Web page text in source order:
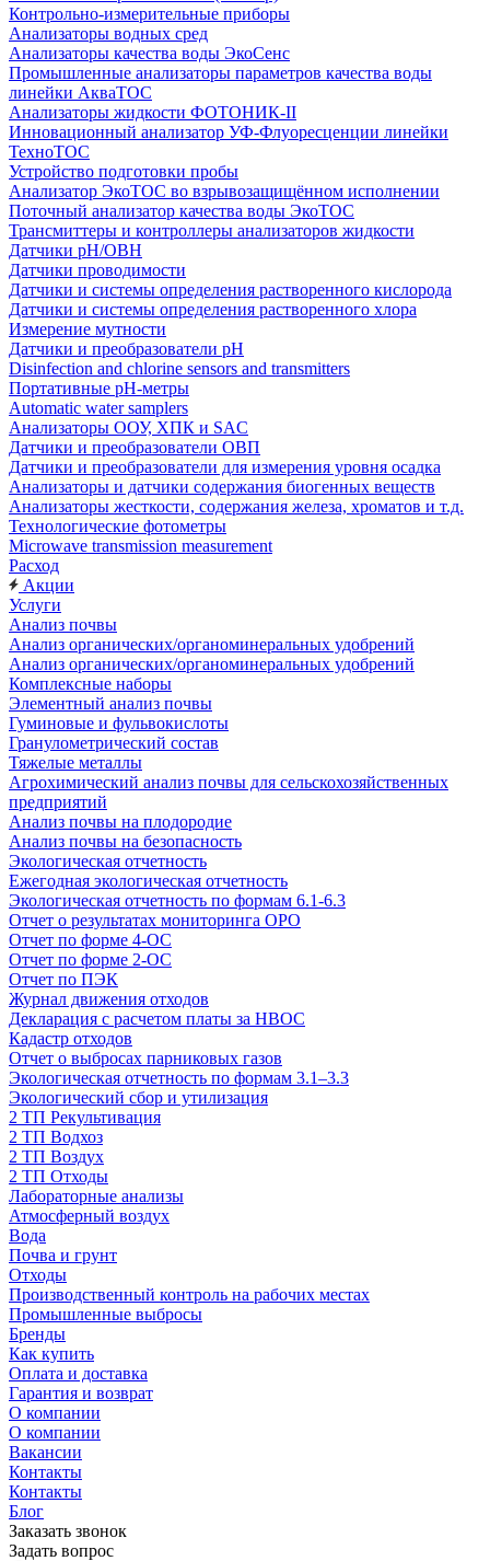
Контрольно-измерительные приборы
Анализаторы водных сред
Анализаторы качества воды ЭкоСенс
Промышленные анализаторы параметров качества воды
линейки АкваТОС
Анализаторы жидкости ФОТОНИК-II
Инновационный анализатор УФ-Флуоресценции линейки
ТехноТОС
Устройство подготовки пробы
Анализатор ЭкоТОС во взрывозащищённом исполнении
Поточный анализатор качества воды ЭкоТОС
Трансмиттеры и контроллеры анализаторов жидкости
Датчики рН/ОВН
Датчики проводимости
Датчики и системы определения растворенного кислорода
Датчики и системы определения растворенного хлора
Измерение мутности
Датчики и преобразователи pH
Disinfection and chlorine sensors and transmitters
Портативные pH-метры
Automatic water samplers
Анализаторы ООУ, ХПК и SAC
Датчики и преобразователи ОВП
Датчики и преобразователи для измерения уровня осадка
Анализаторы и датчики содержания биогенных веществ
Анализаторы жесткости, содержания железа, хроматов и т.д.
Технологические фотометры
Microwave transmission measurement
Расход
Акции
Услуги
Анализ почвы
Анализ органических/органоминеральных удобрений
Анализ органических/органоминеральных удобрений
Комплексные наборы
Элементный анализ почвы
Гуминовые и фульвокислоты
Гранулометрический состав
Тяжелые металлы
Агрохимический анализ почвы для сельскохозяйственных
предприятий
Анализ почвы на плодородие
Анализ почвы на безопасность
Экологическая отчетность
Ежегодная экологическая отчетность
Экологическая отчетность по формам 6.1-6.3
Отчет о результатах мониторинга ОРО
Отчет по форме 4-ОС
Отчет по форме 2-ОС
Отчет по ПЭК
Журнал движения отходов
Декларация с расчетом платы за НВОС
Кадастр отходов
Отчет о выбросах парниковых газов
Экологическая отчетность по формам 3.1–3.3
Экологический сбор и утилизация
2 ТП Рекультивация
2 ТП Водхоз
2 ТП Воздух
2 ТП Отходы
Лабораторные анализы
Атмосферный воздух
Вода
Почва и грунт
Отходы
Производственный контроль на рабочих местах
Промышленные выбросы
Бренды
Как купить
Оплата и доставка
Гарантия и возврат
О компании
О компании
Вакансии
Контакты
Контакты
Блог
Заказать звонок
Задать вопрос